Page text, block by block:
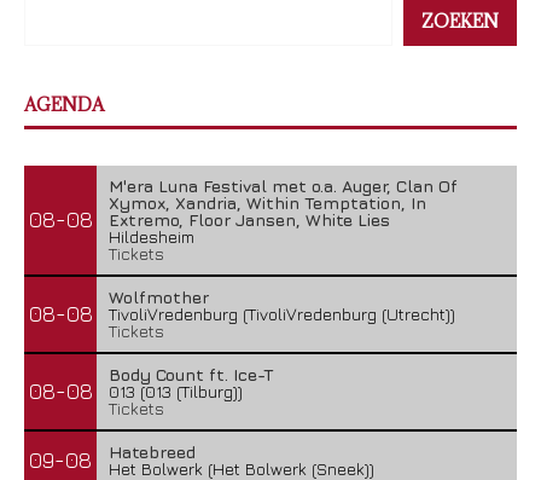
ZOEKEN
AGENDA
08-08
M'era Luna Festival met o.a. Auger, Clan Of
Xymox, Xandria, Within Temptation, In
Extremo, Floor Jansen, White Lies
Hildesheim
Tickets
08-08
Wolfmother
TivoliVredenburg (TivoliVredenburg (Utrecht))
Tickets
08-08
Body Count ft. Ice-T
013 (013 (Tilburg))
Tickets
09-08
Hatebreed
Het Bolwerk (Het Bolwerk (Sneek))